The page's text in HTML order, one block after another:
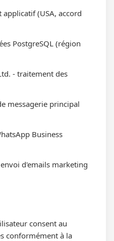
(USA, accord
PostgreSQL (région
- traitement des
messagerie principal
Business
d'emails marketing
consent au
conformément à la